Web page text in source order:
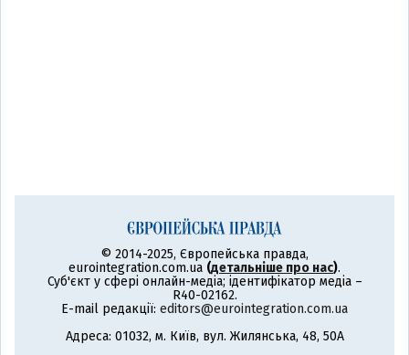
© 2014-2025, Європейська правда,
eurointegration.com.ua (детальніше про нас).
Суб'єкт у сфері онлайн-медіа; ідентифікатор медіа –
R40-02162.
E-mail редакції: editors@eurointegration.com.ua
Адреса: 01032, м. Київ, вул. Жилянська, 48, 50А